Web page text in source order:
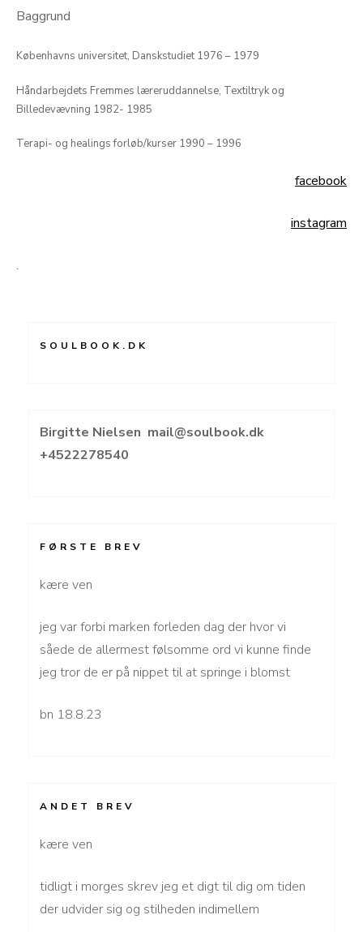
Baggrund
Københavns universitet, Danskstudiet 1976 – 1979
Håndarbejdets Fremmes læreruddannelse, Textiltryk og
Billedevævning 1982- 1985
Terapi- og healings forløb/kurser 1990 – 1996
facebook
instagram
.
SOULBOOK.DK
Birgitte Nielsen mail@soulbook.dk
+4522278540
FØRSTE BREV
kære ven
jeg var forbi marken forleden dag der hvor vi
såede de allermest følsomme ord vi kunne finde
jeg tror de er på nippet til at springe i blomst
bn 18.8.23
ANDET BREV
kære ven
tidligt i morges skrev jeg et digt til dig om tiden
der udvider sig og stilheden indimellem